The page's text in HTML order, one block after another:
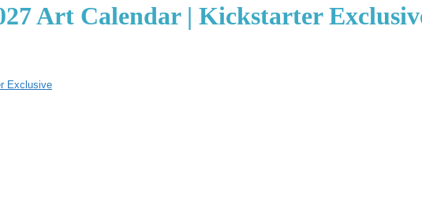
Art Calendar | Kickstarter
Exclusive